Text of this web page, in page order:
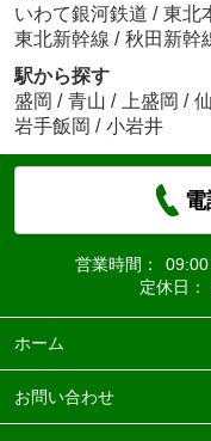
いわて銀河鉄道 / 東北
東北新幹線 / 秋田新幹
駅から探す
盛岡 / 青山 / 上盛岡 /
岩手飯岡 / 小岩井
営業時間：
定休日：
ホーム
お問い合わせ